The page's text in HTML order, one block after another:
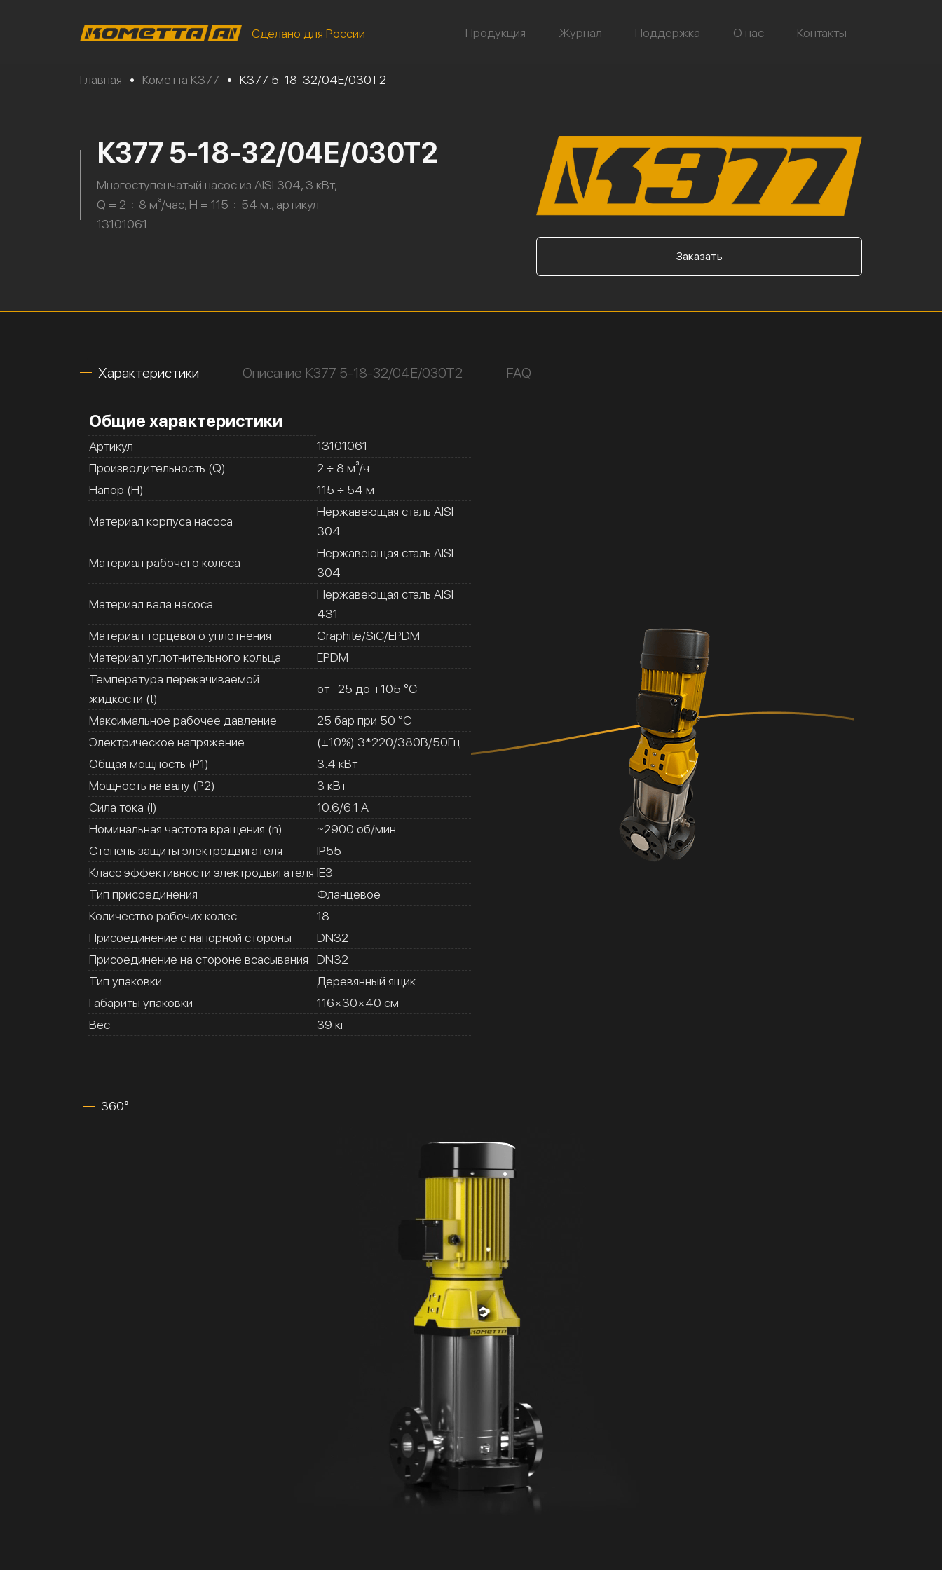
Сделано для России Продукция Журнал Поддержка О нас Контакты
Главная • Кометта К377 • К377 5-18-32/04Е/030Т2
К377 5-18-32/04Е/030Т2
Многоступенчатый насос из AISI 304, 3 кВт,
Q = 2 ÷ 8 м³/час, H = 115 ÷ 54 м., артикул
13101061
Заказать
Характеристики Описание К377 5-18-32/04Е/030Т2 FAQ
Общие характеристики
Артикул
13101061
Производительность (Q)
2 ÷ 8 м³/ч
Напор (H)
115 ÷ 54 м
Материал корпуса насоса
Нержавеющая сталь AISI
304
Материал рабочего колеса
Нержавеющая сталь AISI
304
Материал вала насоса
Нержавеющая сталь AISI
431
Материал торцевого уплотнения
Graphite/SiC/EPDM
Материал уплотнительного кольца
EPDM
Температура перекачиваемой
жидкости (t)
от -25 до +105 °C
Максимальное рабочее давление
25 бар при 50 °C
Электрическое напряжение
(±10%) 3*220/380В/50Гц
Общая мощность (Р1)
3.4 кВт
Мощность на валу (Р2)
3 кВт
Сила тока (I)
10.6/6.1 A
Номинальная частота вращения (n)
~2900 об/мин
Степень защиты электродвигателя
IP55
Класс эффективности электродвигателя IE3
Тип присоединения
Фланцевое
Количество рабочих колес
18
Присоединение с напорной стороны
DN32
Присоединение на стороне всасывания
DN32
Тип упаковки
Деревянный ящик
Габариты упаковки
116×30×40 см
Вес
39 кг
360°